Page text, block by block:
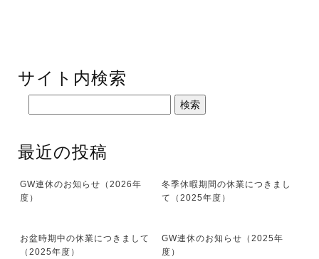
サイト内検索
最近の投稿
GW連休のお知らせ（2026年
度）
冬季休暇期間の休業につきまし
て（2025年度）
お盆時期中の休業につきまして
（2025年度）
GW連休のお知らせ（2025年
度）